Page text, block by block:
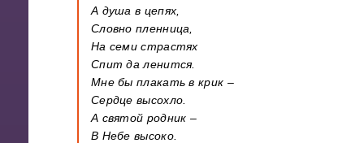
А душа в цепях,
Словно пленница,
На семи страстях
Спит да ленится.
Мне бы плакать в крик –
Сердце высохло.
А святой родник –
В Небе высоко.